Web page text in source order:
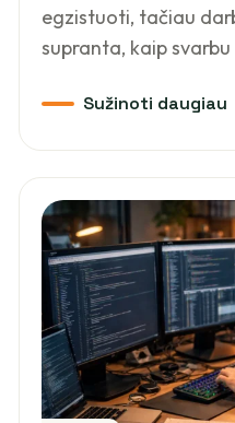
egzistuoti, tačiau
supranta, kaip